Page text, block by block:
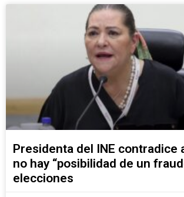
Presidenta del INE contradice
no hay “posibilidad de un
elecciones